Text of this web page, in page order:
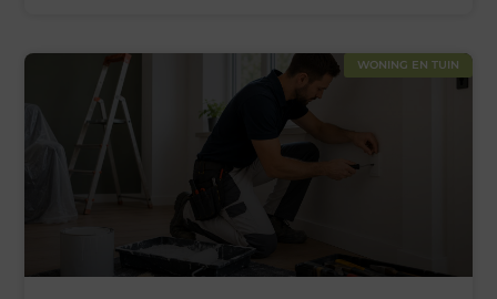
WONING EN TUIN